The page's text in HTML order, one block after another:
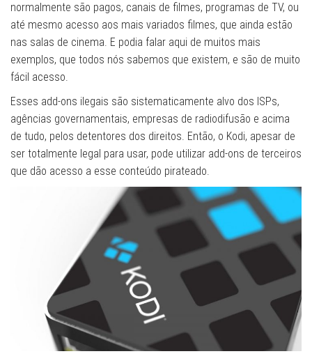
normalmente são pagos, canais de filmes, programas de TV, ou
até mesmo acesso aos mais variados filmes, que ainda estão
nas salas de cinema. E podia falar aqui de muitos mais
exemplos, que todos nós sabemos que existem, e são de muito
fácil acesso.
Esses add-ons ilegais são sistematicamente alvo dos ISPs,
agências governamentais, empresas de radiodifusão e acima
de tudo, pelos detentores dos direitos. Então, o Kodi, apesar de
ser totalmente legal para usar, pode utilizar add-ons de terceiros
que dão acesso a esse conteúdo pirateado.